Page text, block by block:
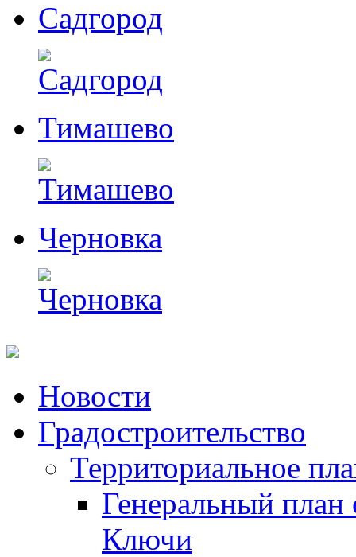
Садгород
Тимашево
Черновка
Перейти
содержимому
Новости
Градостроительство
Территориальное
Генеральный план
Ключи